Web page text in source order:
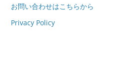
お問い合わせはこちらから
Privacy Policy